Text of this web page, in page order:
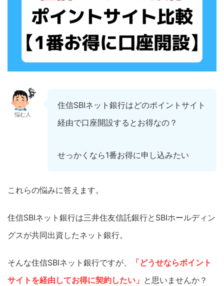
悩む人
住信SBIネット銀行はどのポイントサイト
経由で口座開設するとお得なの？
せっかくなら1番お得に申し込みたい
これらの悩みに答えます。
住信SBIネット銀行は三井住友信託銀行とSBIホールディン
グスが共同出資したネット銀行。
そんな住信SBIネット銀行ですが、
「どうせならポイント
サイトを経由してお得に契約したい」 と思いませんか？